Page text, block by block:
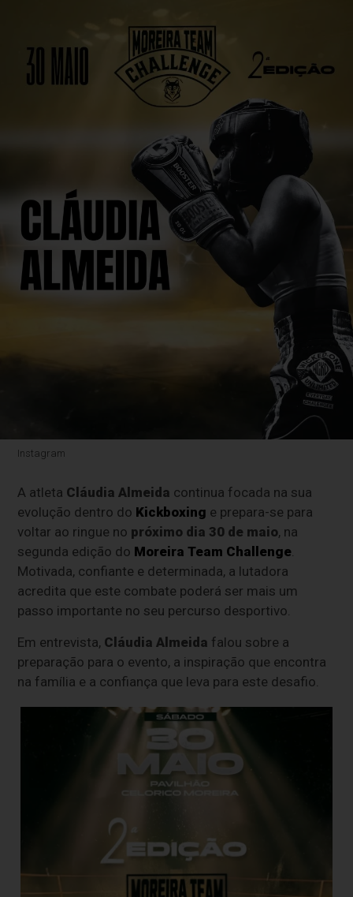
Instagram
A atleta Cláudia Almeida continua focada na sua
evolução dentro do Kickboxing e prepara-se para
voltar ao ringue no próximo dia 30 de maio, na
segunda edição do Moreira Team Challenge.
Motivada, confiante e determinada, a lutadora
acredita que este combate poderá ser mais um
passo importante no seu percurso desportivo.
Em entrevista, Cláudia Almeida falou sobre a
preparação para o evento, a inspiração que encontra
na família e a confiança que leva para este desafio.